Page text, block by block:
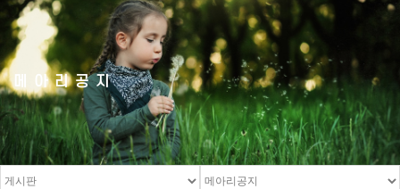
메아리공지